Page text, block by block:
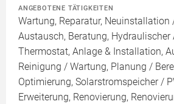
ANGEBOTENE TÄTIGKEITEN
Wartung, Reparatur, Neuinstallation
Austausch, Beratung, Hydraulischer
Thermostat, Anlage & Installation,
Reinigung / Wartung, Planung /
Optimierung, Solarstromspeicher /
Erweiterung, Renovierung,